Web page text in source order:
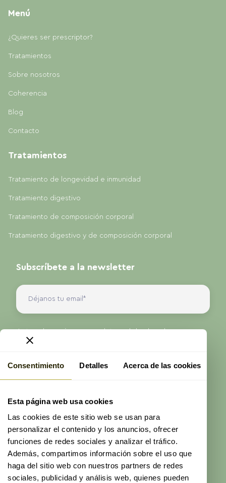
Consentimiento Detalles Acerca de las cookies
Esta página web usa cookies
Las cookies de este sitio web se usan para
personalizar el contenido y los anuncios, ofrecer
funciones de redes sociales y analizar el tráfico.
Además, compartimos información sobre el uso que
haga del sitio web con nuestros partners de redes
sociales, publicidad y análisis web, quienes pueden
Menú
¿Quieres ser prescriptor?
Tratamientos
Sobre nosotros
Coherencia
Blog
Contacto
Tratamientos
Tratamiento de longevidad e inmunidad
Tratamiento digestivo
Tratamiento de composición corporal
Tratamiento digestivo y de composición corporal
Subscríbete a la newsletter
Antes de enviarnos sus datos, debe leer la
información sobre protección de datos que se
He leído y acepto lapolítica de privacidadde
ProAge
Enviar